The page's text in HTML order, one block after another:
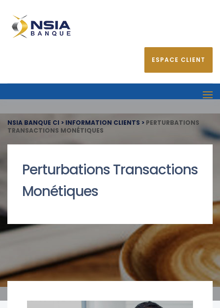
ESPACE CLIENT
NSIA BANQUE CI > INFORMATION CLIENTS > PERTURBATIONS
TRANSACTIONS MONÉTIQUES
Perturbations Transactions
Monétiques